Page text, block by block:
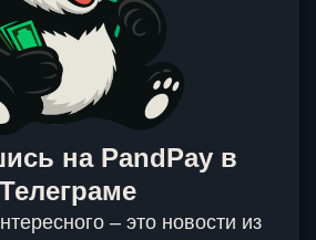
на PandPay в
Телеграме
– это новости из